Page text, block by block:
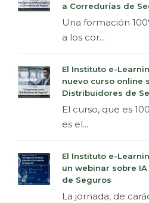
a Corredurías de
Una formación
a los cor...
El Instituto e-
nuevo curso online
Distribuidores de
El curso, que es
es el...
El Instituto e-
un webinar sobre
de Seguros
La jornada, de